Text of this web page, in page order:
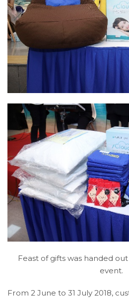
Feast of gifts was handed
event.
From 2 June to 31 July 2018,